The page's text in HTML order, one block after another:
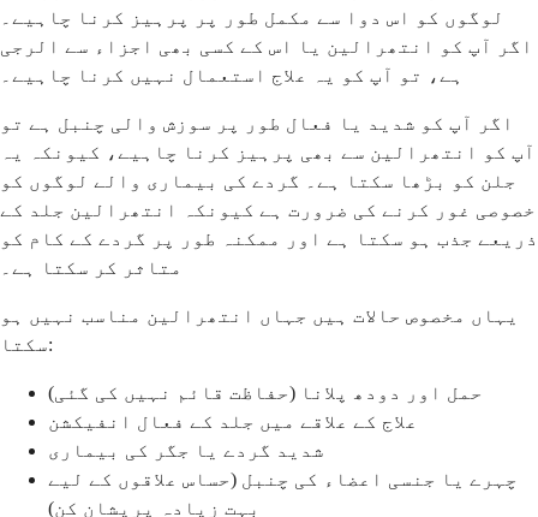
لوگوں کو اس دوا سے مکمل طور پر پرہیز کرنا چاہیے۔
اگر آپ کو انتھرالین یا اس کے کسی بھی اجزاء سے الرجی
ہے، تو آپ کو یہ علاج استعمال نہیں کرنا چاہیے۔
اگر آپ کو شدید یا فعال طور پر سوزش والی چنبل ہے تو
آپ کو انتھرالین سے بھی پرہیز کرنا چاہیے، کیونکہ یہ
جلن کو بڑھا سکتا ہے۔ گردے کی بیماری والے لوگوں کو
خصوصی غور کرنے کی ضرورت ہے کیونکہ انتھرالین جلد کے
ذریعے جذب ہو سکتا ہے اور ممکنہ طور پر گردے کے کام کو
متاثر کر سکتا ہے۔
یہاں مخصوص حالات ہیں جہاں انتھرالین مناسب نہیں ہو
سکتا:
حمل اور دودھ پلانا (حفاظت قائم نہیں کی گئی)
علاج کے علاقے میں جلد کے فعال انفیکشن
شدید گردے یا جگر کی بیماری
چہرے یا جنسی اعضاء کی چنبل (حساس علاقوں کے لیے
بہت زیادہ پریشان کن)